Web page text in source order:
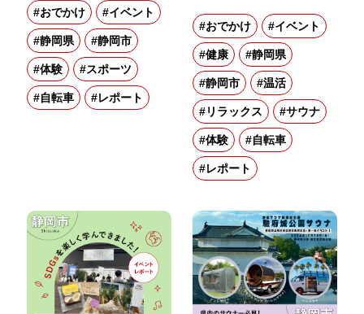
#おでかけ #イベント
#静岡県 #静岡市
#体験 #スポーツ
#自転車 #レポート
#おでかけ #イベント
#健康 #静岡県
#静岡市 #温活
#リラックス #サウナ
#体験 #自転車
#レポート